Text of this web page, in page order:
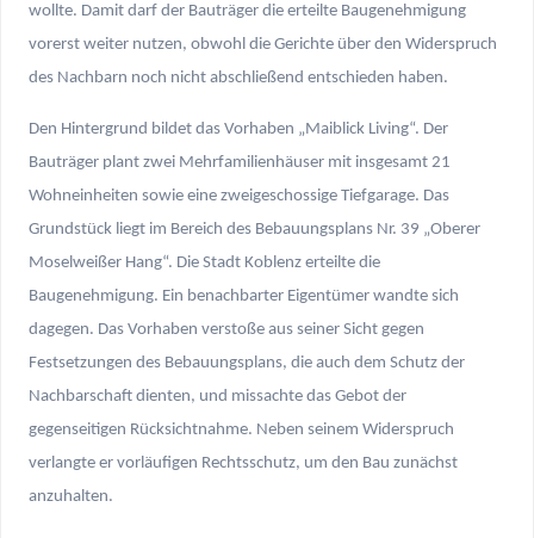
wollte. Damit darf der Bauträger die erteilte Baugenehmigung
vorerst weiter nutzen, obwohl die Gerichte über den Widerspruch
des Nachbarn noch nicht abschließend entschieden haben.
Den Hintergrund bildet das Vorhaben „Maiblick Living“. Der
Bauträger plant zwei Mehrfamilienhäuser mit insgesamt 21
Wohneinheiten sowie eine zweigeschossige Tiefgarage. Das
Grundstück liegt im Bereich des Bebauungsplans Nr. 39 „Oberer
Moselweißer Hang“. Die Stadt Koblenz erteilte die
Baugenehmigung. Ein benachbarter Eigentümer wandte sich
dagegen. Das Vorhaben verstoße aus seiner Sicht gegen
Festsetzungen des Bebauungsplans, die auch dem Schutz der
Nachbarschaft dienten, und missachte das Gebot der
gegenseitigen Rücksichtnahme. Neben seinem Widerspruch
verlangte er vorläufigen Rechtsschutz, um den Bau zunächst
anzuhalten.